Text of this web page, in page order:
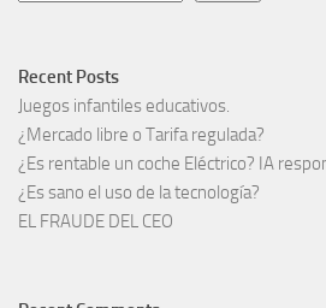
Recent Posts
Juegos infantiles educativos.
¿Mercado libre o Tarifa regulada?
¿Es rentable un coche Eléctrico? IA
¿Es sano el uso de la tecnología?
EL FRAUDE DEL CEO